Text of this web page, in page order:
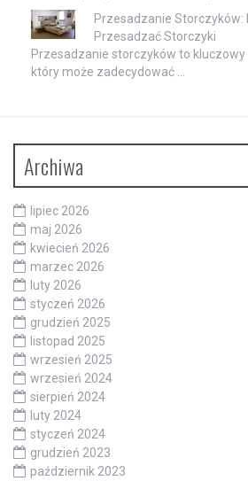
Przesadzanie Storczyków:
Przesadzać Storczyki
Przesadzanie storczyków to kluczowy
który może zadecydować …
Archiwa
lipiec 2026
maj 2026
kwiecień 2026
marzec 2026
luty 2026
styczeń 2026
grudzień 2025
listopad 2025
wrzesień 2025
wrzesień 2024
sierpień 2024
luty 2024
styczeń 2024
grudzień 2023
październik 2023